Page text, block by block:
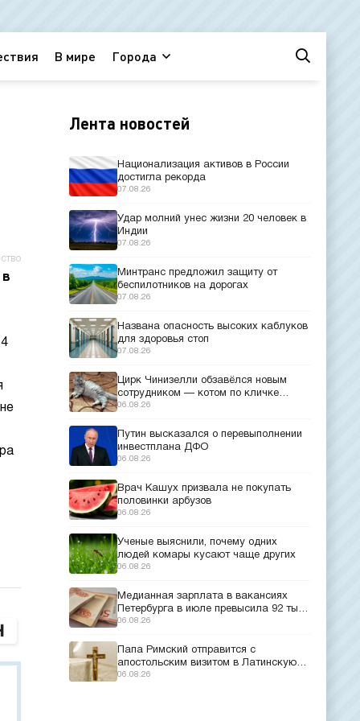
В мире Города
Лента новостей
Национализация активов в России
достигла рекорда
07.08.26
Удар молний унес жизни 20 человек в
Индии
07.08.26
Минтранс предложил защиту от
беспилотников на дорогах
07.08.26
Названа опасность высоких каблуков
для здоровья стоп
07.08.26
Цирк Чинизелли обзавёлся новым
сотрудником — котом по кличке
Манеж из Эрмитажа
06.08.26
Путин высказался о перевыполнении
инвестплана ДФО
06.08.26
Врач Кашух призвала не покупать
половинки арбузов
06.08.26
Ученые выяснили, почему одних
людей комары кусают чаще других
06.08.26
Медианная зарплата в вакансиях
Петербурга в июле превысила 92 тыс.
рублей
06.08.26
Папа Римский отправится с
апостольским визитом в Латинскую
Америку
06.08.26